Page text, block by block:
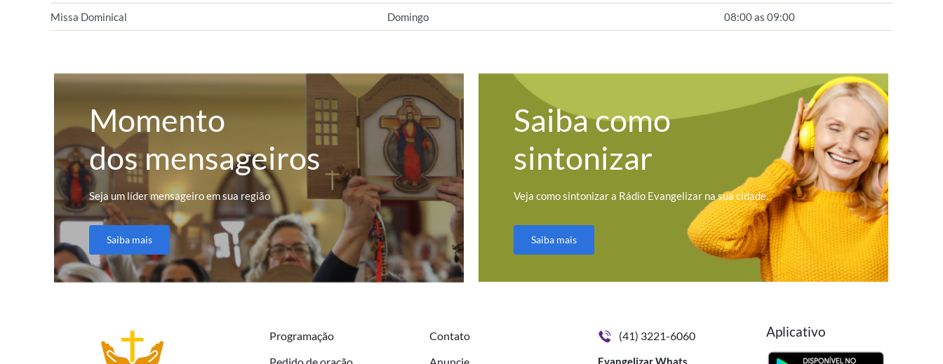
Missa Dominical Domingo 08:00 as 09:00
Momento
dos mensageiros
Seja um líder mensageiro em sua região
Saiba mais
Saiba como
sintonizar
Veja como sintonizar a Rádio Evangelizar na sua cidade.
Saiba mais
Programação
Contato
(41) 3221-6060
Evangelizar Whats
Aplicativo